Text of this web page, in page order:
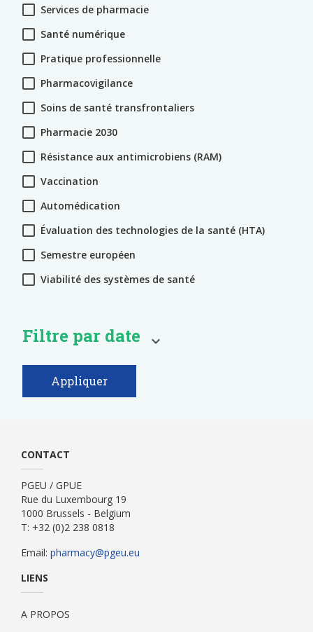
Services de pharmacie
Santé numérique
Pratique professionnelle
Pharmacovigilance
Soins de santé transfrontaliers
Pharmacie 2030
Résistance aux antimicrobiens (RAM)
Vaccination
Automédication
Évaluation des technologies de la santé (HTA)
Semestre européen
Viabilité des systèmes de santé
Filtre par date
Appliquer
CONTACT
PGEU / GPUE
Rue du Luxembourg 19
1000 Brussels - Belgium
T: +32 (0)2 238 0818
Email: pharmacy@pgeu.eu
LIENS
A PROPOS